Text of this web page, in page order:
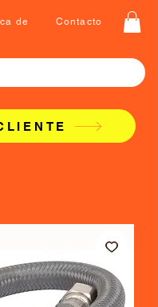
de Contacto